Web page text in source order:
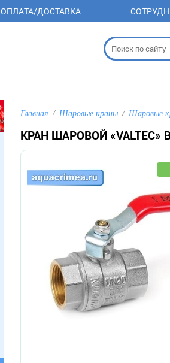
ОПЛАТА/ДОСТАВКА
Главная Шаровые краны Шаровые
КРАН ШАРОВОЙ